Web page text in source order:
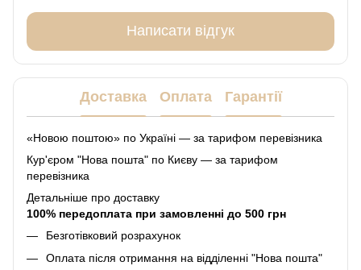
Написати відгук
Доставка Оплата Гарантії
«Новою поштою» по Україні — за тарифом перевізника
Кур'єром "Нова пошта" по Києву — за тарифом
перевізника
Детальніше про доставку
100% передоплата при замовленні до 500 грн
Безготівковий розрахунок
Оплата після отримання на відділенні "Нова пошта"